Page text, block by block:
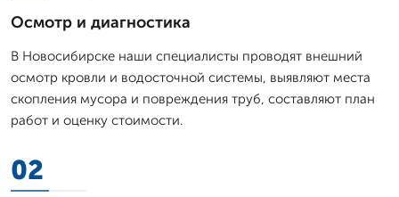
Осмотр и диагностика
В Новосибирске наши специалисты проводят внешний
осмотр кровли и водосточной системы, выявляют места
скопления мусора и повреждения труб, составляют план
работ и оценку стоимости.
02